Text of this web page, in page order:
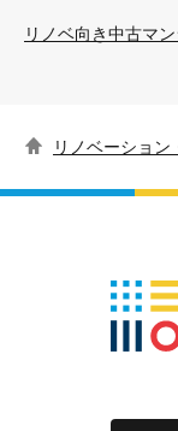
リノベ向き中古マ
リノベーショ